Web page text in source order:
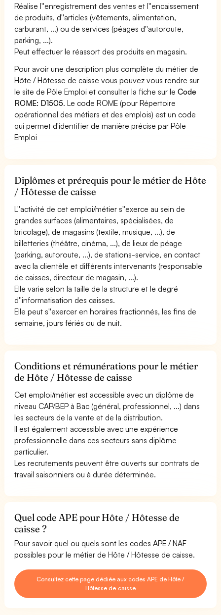
Réalise l''enregistrement des ventes et l''encaissement
de produits, d''articles (vêtements, alimentation,
carburant, ...) ou de services (péages d''autoroute,
parking, ...).
Peut effectuer le réassort des produits en magasin.
Pour avoir une description plus complète du métier de
Hôte / Hôtesse de caisse vous pouvez vous rendre sur
le site de Pôle Emploi et consulter la fiche sur leCode
ROME: D1505. Le code ROME (pour Répertoire
opérationnel des métiers et des emplois) est un code
qui permet d'identifier de manière précise par Pôle
Emploi
Diplômes et prérequis pour le métier de Hôte
/ Hôtesse de caisse
L''activité de cet emploi/métier s''exerce au sein de
grandes surfaces (alimentaires, spécialisées, de
bricolage), de magasins (textile, musique, ...), de
billetteries (théâtre, cinéma, ...), de lieux de péage
(parking, autoroute, ...), de stations-service, en contact
avec la clientèle et différents intervenants (responsable
de caisses, directeur de magasin, ...).
Elle varie selon la taille de la structure et le degré
d''informatisation des caisses.
Elle peut s''exercer en horaires fractionnés, les fins de
semaine, jours fériés ou de nuit.
Conditions et rémunérations pour le métier
de Hôte / Hôtesse de caisse
Cet emploi/métier est accessible avec un diplôme de
niveau CAP/BEP à Bac (général, professionnel, ...) dans
les secteurs de la vente et de la distribution.
Il est également accessible avec une expérience
professionnelle dans ces secteurs sans diplôme
particulier.
Les recrutements peuvent être ouverts sur contrats de
travail saisonniers ou à durée déterminée.
Quel code APE pour Hôte / Hôtesse de
caisse ?
Pour savoir quel ou quels sont les codes APE / NAF
possibles pour le métier de Hôte / Hôtesse de caisse.
Consultez cette page dédiée aux codes APE de Hôte /
Hôtesse de caisse